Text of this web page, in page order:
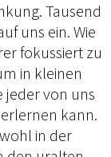
Tausend
uns ein. Wie
fokussiert zu
in kleinen
jeder von uns
kann.
in der